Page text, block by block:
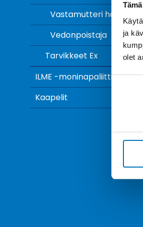
ja
olet
Vastamutteri
Vedonpoistaja
Tarvikkeet Ex
ILME -moninapaliittimet
Kaapelit